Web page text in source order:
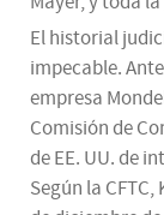
El historial
impecable.
empresa
Comisión de
de EE. UU. de
Según la